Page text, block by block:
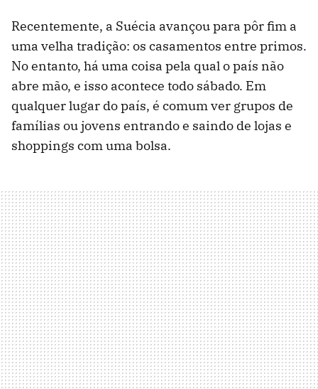
Recentemente, a Suécia avançou para pôr fim a
uma velha tradição: os casamentos entre primos.
No entanto, há uma coisa pela qual o país não
abre mão, e isso acontece todo sábado. Em
qualquer lugar do país, é comum ver grupos de
famílias ou jovens entrando e saindo de lojas e
shoppings com uma bolsa.